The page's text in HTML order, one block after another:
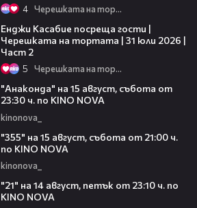
4 Черешката на тортата
Енджи Касабие посреща гости |
Черешката на тортата | 31 юли 2026 |
Част 2
5 Черешката на тортата
"Анаконда" на 15 август, събота от
23:30 ч. по KINO NOVA
kinonova_
"355" на 15 август, събота от 21:00 ч.
по KINO NOVA
kinonova_
"21" на 14 август, петък от 23:10 ч. по
KINO NOVA